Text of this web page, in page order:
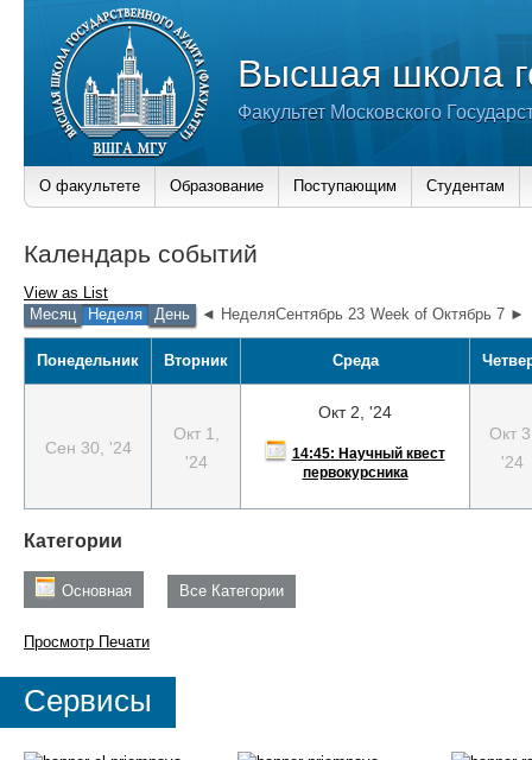
Высшая школа
Факультет Московского
О факультете Образование Поступающим Студентам
Календарь событий
View as List
Месяц
Неделя День ◄ НеделяСентябрь 23 Week of Октябрь 7 ►
Понедельник Вторник Среда
Сен 30, '24
Окт 1,
'24
Окт 2, '24
14:45: Научный квест
первокурсника
Окт
'24
Категории
Основная Все Категории
Просмотр Печати
Сервисы